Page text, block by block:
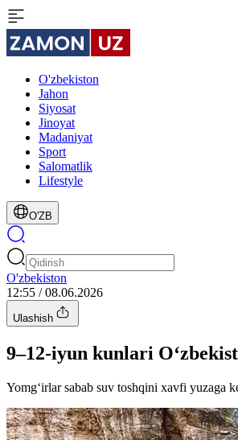
O'zbekiston
Jahon
Siyosat
Jinoyat
Madaniyat
Sport
Salomatlik
Lifestyle
O'ZB
O'zbekiston
12:55 / 08.06.2026
Ulashish
9–12-iyun kunlari
Yomg‘irlar sabab suv toshqini xavfi yuzaga